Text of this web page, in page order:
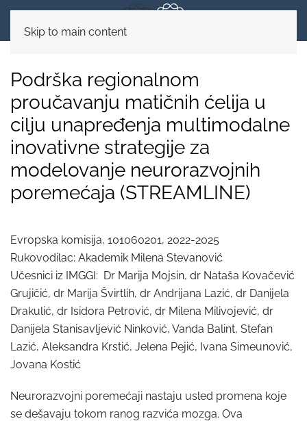
Skip to main content
Podrška regionalnom
proučavanju matičnih ćelija u
cilju unapređenja multimodalne
inovativne strategije za
modelovanje neurorazvojnih
poremećaja (STREAMLINE)
Evropskа komisija, 101060201, 2022-2025
Rukovodilac: Akademik Milena Stevanović
Učesnici iz IMGGI: Dr Marija Mojsin, dr Nataša Kovačević
Grujičić, dr Marija Švirtlih, dr Andrijana Lazić, dr Danijela
Drakulić, dr Isidora Petrović, dr Milena Milivojević, dr
Danijela Stanisavljević Ninković, Vanda Balint, Stefan
Lazić, Aleksandra Krstić, Jelena Pejić, Ivana Simeunović,
Jovana Kostić
Neurorazvojni poremećaji nastaju usled promena koje
se dešavaju tokom ranog razvića mozga. Ova